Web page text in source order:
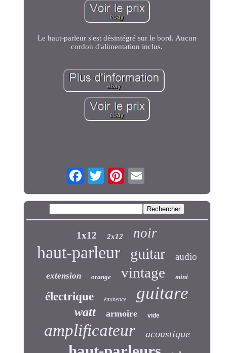
Le haut-parleur s'est désintégré sur le bord. Aucun
cordon d'alimentation inclus.
1x12 2x12 noir
haut-parleur guitar audio
extension orange vintage mini
électrique éminence guitare
watt armoire vide
amplificateur acoustique